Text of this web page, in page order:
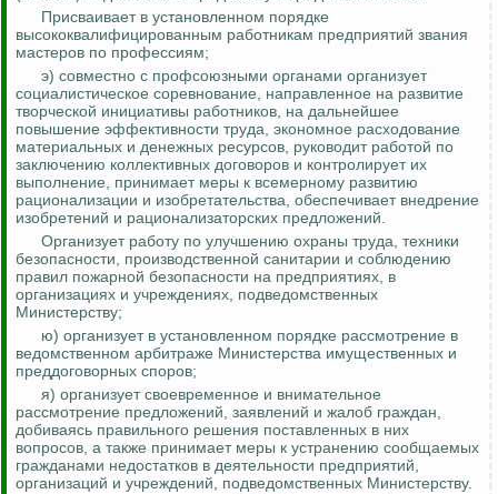
Присваивает в установленном порядке
высококвалифицированным работникам предприятий звания
мастеров по профессиям;
э) совместно с профсоюзными органами организует
социалистическое соревнование, направленное на развитие
творческой инициативы работников, на дальнейшее
повышение эффективности труда, экономное расходование
материальных и денежных ресурсов, руководит работой по
заключению коллективных договоров и контролирует их
выполнение, принимает меры к всемерному развитию
рационализации и изобретательства, обеспечивает внедрение
изобретений и рационализаторских предложений.
Организует работу по улучшению охраны труда, техники
безопасности, производственной санитарии и соблюдению
правил пожарной безопасности на предприятиях, в
организациях и учреждениях, подведомственных
Министерству;
ю) организует в установленном порядке рассмотрение в
ведомственном арбитраже Министерства имущественных и
преддоговорных споров;
я) организует своевременное и внимательное
рассмотрение предложений, заявлений и жалоб граждан,
добиваясь правильного решения поставленных в них
вопросов, а также принимает меры к устранению сообщаемых
гражданами недостатков в деятельности предприятий,
организаций и учреждений, подведомственных Министерству.